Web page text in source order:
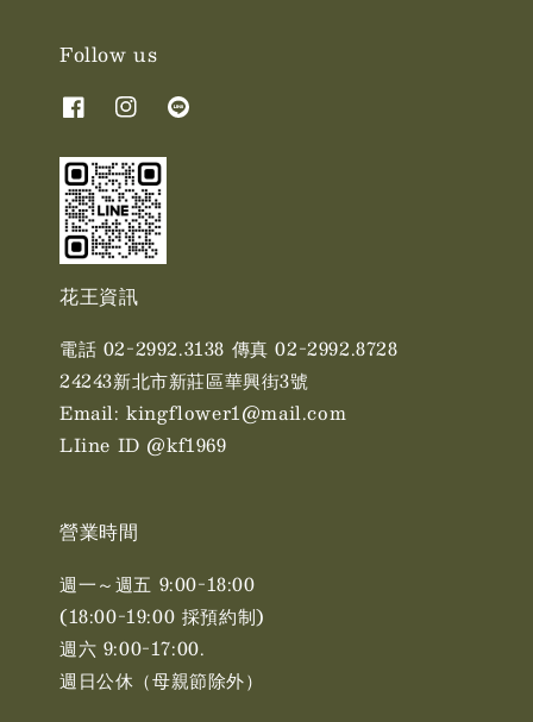
Follow us
花王資訊
電話 02-2992.3138 傳真 02-2992.8728
24243新北市新莊區華興街3號
Email: kingflower1@mail.com
LIine ID @kf1969
營業時間
週一～週五 9:00-18:00
(18:00-19:00 採預約制)
週六 9:00-17:00. ​​
週日公休（母親節除外）